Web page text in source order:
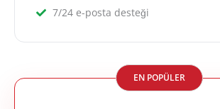
7/24 e-posta desteği
EN POPÜLER